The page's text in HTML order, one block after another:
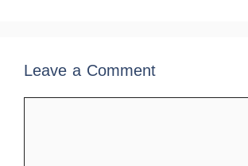
Leave a Comment